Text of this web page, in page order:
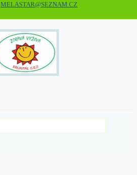
MELASTAR@SEZNAM.CZ